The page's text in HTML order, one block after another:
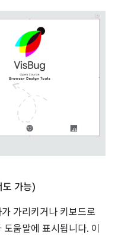
도 가능)
가리키거나 키보드로
움말에 표시됩니다. 이